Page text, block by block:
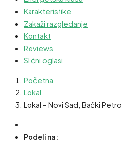
Karakteristike
Zakaži razgledanje
Kontakt
Reviews
Slični oglasi
Početna
Lokal
Lokal – Novi Sad, Bački
Podeli na: